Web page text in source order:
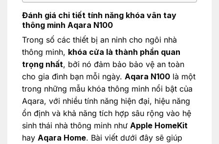
Đánh giá chi tiết tính năng khóa vân tay
thông minh Aqara N100
Trong số các thiết bị an ninh cho ngôi nhà
thông minh, khóa cửa là thành phần quan
trọng nhất, bởi nó đảm bảo bảo vệ an toàn
cho gia đình bạn mỗi ngày. Aqara N100là một
trong những mẫu khóa thông minh nổi bật của
Aqara, với nhiều tính năng hiện đại, hiệu năng
ổn định và khả năng tích hợp sâu rộng vào hệ
sinh thái nhà thông minh như Apple HomeKit
hay Aqara Home. Bài viết dưới đây sẽ giúp